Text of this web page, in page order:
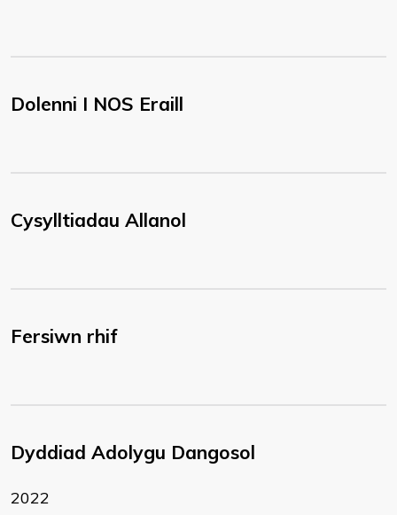
Dolenni I NOS Eraill
Cysylltiadau Allanol
Fersiwn rhif
Dyddiad Adolygu Dangosol
2022